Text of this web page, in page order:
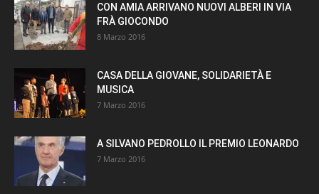
CON AMIA ARRIVANO NUOVI ALBERI IN VIA
FRÀ GIOCONDO
8 Marzo 2016
CASA DELLA GIOVANE, SOLIDARIETÀ E
MUSICA
7 Marzo 2016
A SILVANO PEDROLLO IL PREMIO LEONARDO
7 Marzo 2016